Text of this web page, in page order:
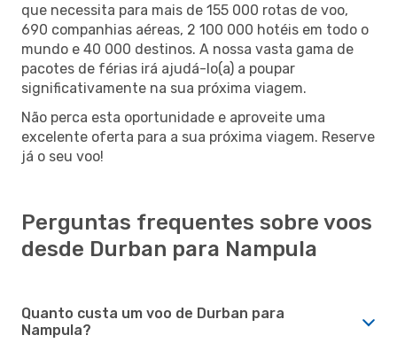
que necessita para mais de 155 000 rotas de voo,
690 companhias aéreas, 2 100 000 hotéis em todo o
mundo e 40 000 destinos. A nossa vasta gama de
pacotes de férias irá ajudá-lo(a) a poupar
significativamente na sua próxima viagem.
Não perca esta oportunidade e aproveite uma
excelente oferta para a sua próxima viagem. Reserve
já o seu voo!
Perguntas frequentes sobre voos
desde Durban para Nampula
Quanto custa um voo de Durban para
Nampula?